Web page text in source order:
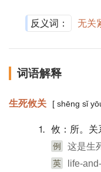
反义词： 无关
词语解释
生死攸关 [ shēng sǐ
⒈ 攸：所。关
例 这是生
英
life-